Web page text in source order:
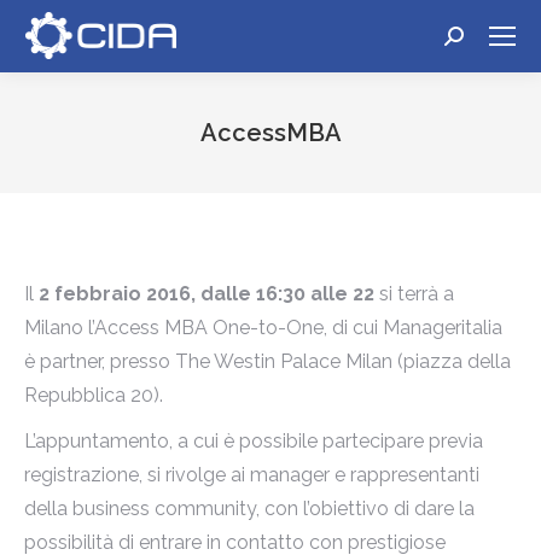
Cerca:
AccessMBA
Il 2 febbraio 2016, dalle 16:30 alle 22 si terrà a
Milano l’Access MBA One-to-One, di cui Manageritalia
è partner, presso The Westin Palace Milan (piazza della
Repubblica 20).
L’appuntamento, a cui è possibile partecipare previa
registrazione, si rivolge ai manager e rappresentanti
della business community, con l’obiettivo di dare la
possibilità di entrare in contatto con prestigiose